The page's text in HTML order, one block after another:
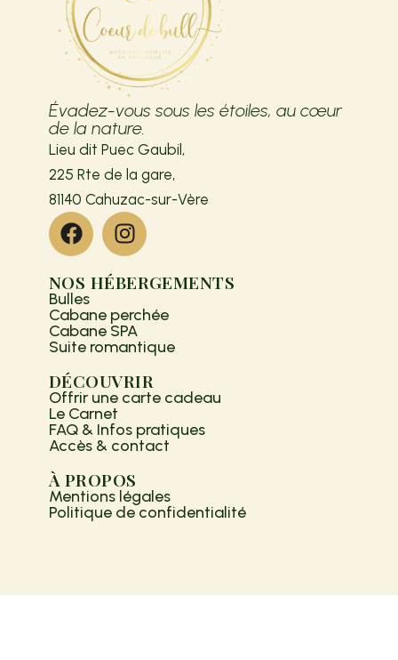
Évadez-vous sous les étoiles, au cœur
de la nature.
Lieu dit Puec Gaubil,
225 Rte de la gare,
81140 Cahuzac-sur-Vère
NOS HÉBERGEMENTS
Bulles
Cabane perchée
Cabane SPA
Suite romantique
DÉCOUVRIR
Offrir une carte cadeau
Le Carnet
FAQ & Infos pratiques
Accès & contact
À PROPOS
Mentions légales
Politique de confidentialité